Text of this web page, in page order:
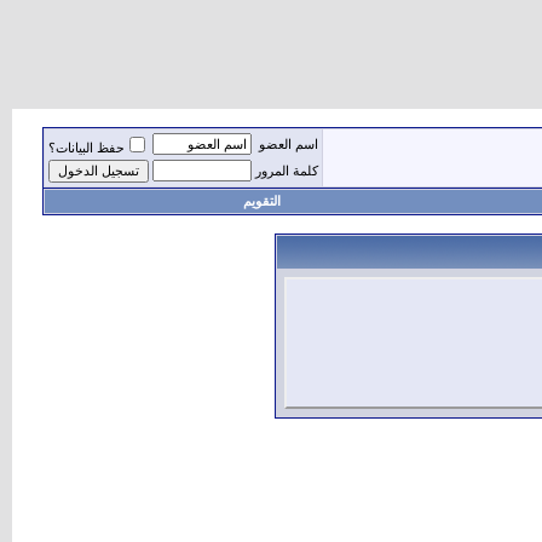
اسم العضو
حفظ البيانات؟
كلمة المرور
التقويم